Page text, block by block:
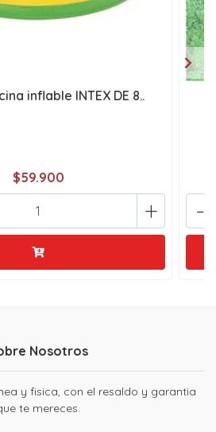
inflable INTEX DE 8..
$59.900
+ -
Nosotros
y fisica, con el resaldo y garantia
te mereces.